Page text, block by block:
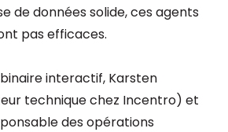
de données solide, ces agents
pas efficaces.
interactif, Karsten
technique chez Incentro) et
des opérations